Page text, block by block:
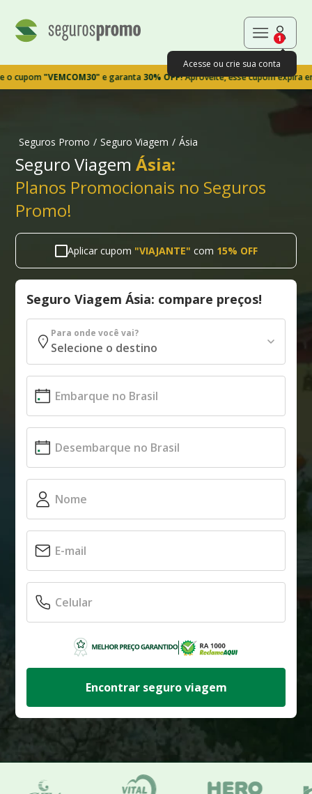
1
Acesse ou crie sua conta
"VEMCOM30"e garanta30% OFF!Aproveite, esse cupom expira em
Seguros Promo / Seguro Viagem / Ásia
Seguro ViagemÁsia:
Planos Promocionais no Seguros
Promo!
Aplicar cupom "VIAJANTE" com 15% OFF
Seguro Viagem Ásia: compare preços!
Para onde você vai?
Encontrar seguro viagem